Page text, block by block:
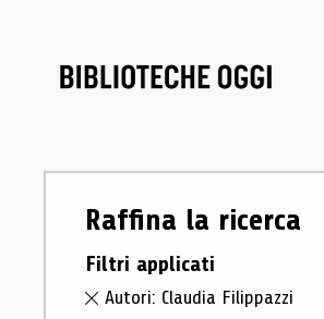
Raffina la ricerca
Filtri applicati
Autori: Claudia Filippazzi